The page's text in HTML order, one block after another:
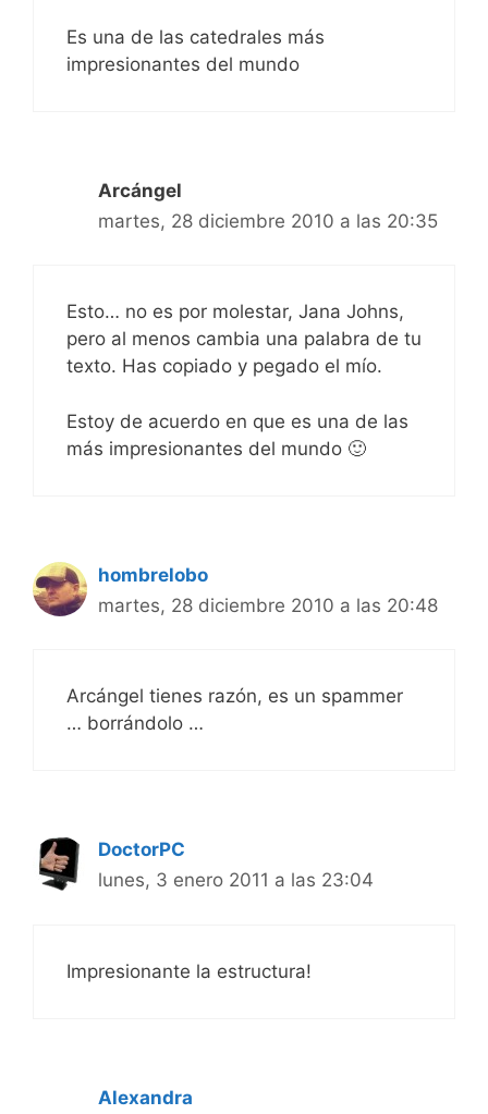
Es una de las catedrales más
impresionantes del mundo
Arcángel
martes, 28 diciembre 2010 a las 20:35
Esto… no es por molestar, Jana Johns,
pero al menos cambia una palabra de tu
texto. Has copiado y pegado el mío.
Estoy de acuerdo en que es una de las
más impresionantes del mundo 🙂
hombrelobo
martes, 28 diciembre 2010 a las 20:48
Arcángel tienes razón, es un spammer
… borrándolo …
DoctorPC
lunes, 3 enero 2011 a las 23:04
Impresionante la estructura!
Alexandra